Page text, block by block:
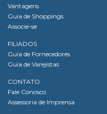
Vantagens
Guia de Shoppings
Associe-se
FILIADOS
Guia de Fornecedores
Guia de Varejistas
CONTATO
Fale Conosco
Assessoria de Imprensa